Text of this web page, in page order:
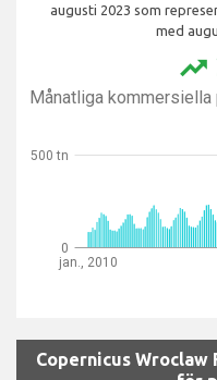
augusti 2023 som
med
trending_up
Månatliga kommersiella
jan., 2010
0
500 tn
Copernicus